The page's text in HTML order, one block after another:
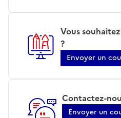
Vous
?
Envoyer un
Contactez-
Envoyer un